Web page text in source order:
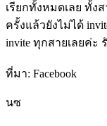
เรียกทั้งหมดเลย ทั้ง
ครั้งแล้วยังไม่ได้
invite ทุกสายเลยค่ะ
ที่มา: Facebook
นซ